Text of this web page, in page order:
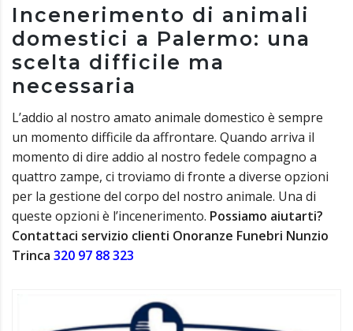
Incenerimento di animali
domestici a Palermo: una
scelta difficile ma
necessaria
L’addio al nostro amato animale domestico è sempre
un momento difficile da affrontare. Quando arriva il
momento di dire addio al nostro fedele compagno a
quattro zampe, ci troviamo di fronte a diverse opzioni
per la gestione del corpo del nostro animale. Una di
queste opzioni è l’incenerimento. Possiamo aiutarti?
Contattaci servizio clienti Onoranze Funebri Nunzio
Trinca 320 97 88 323